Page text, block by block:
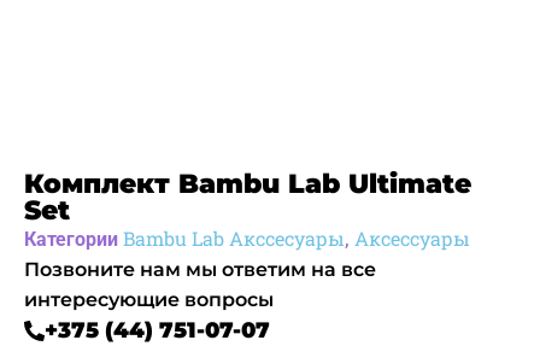
Комплект Bambu Lab Ultimate
Set
Категории Bambu Lab Акссесуары, Аксессуары
Позвоните нам мы ответим на все
интересующие вопросы
+375 (44) 751-07-07